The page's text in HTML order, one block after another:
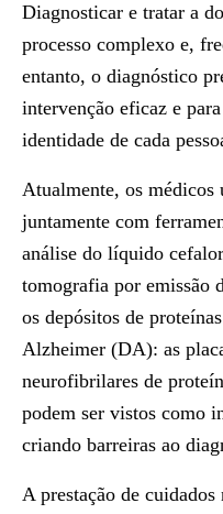
Diagnosticar e tratar a
processo complexo e,
entanto, o diagnóstico
intervenção eficaz e
identidade de cada
Atualmente, os
juntamente com
análise do líquido
tomografia por emissão
os depósitos de
Alzheimer (DA): as
neurofibrilares de
podem ser vistos como
criando barreiras ao
A prestação de cuidados